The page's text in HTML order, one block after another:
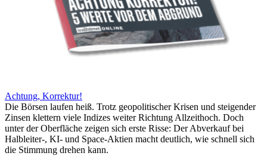
Achtung, Korrektur!
Die Börsen laufen heiß. Trotz geopolitischer Krisen und steigender
Zinsen klettern viele Indizes weiter Richtung Allzeithoch. Doch
unter der Oberfläche zeigen sich erste Risse: Der Abverkauf bei
Halbleiter-, KI- und Space-Aktien macht deutlich, wie schnell sich
die Stimmung drehen kann.